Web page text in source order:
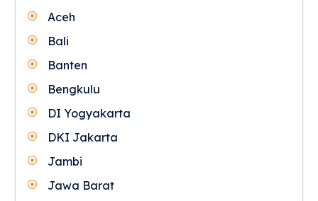
Aceh
Bali
Banten
Bengkulu
DI Yogyakarta
DKI Jakarta
Jambi
Jawa Barat